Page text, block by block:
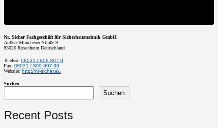
Nr. Sicher Fachgeschäft für Sicherheitstechnik GmbH
Äußere Münchener Straße 9
83026 Rosenheim Deutschland
Telefon: 08031 / 809 807 0
Fax: 08031 / 809 807 90
Website: http://nr-sicher.eu
Suchen
Suchen
Recent Posts